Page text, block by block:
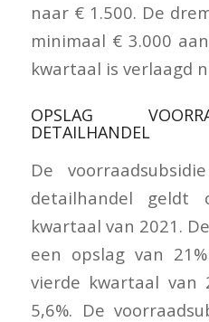
naar € 1.500. De
minimaal € 3.000
kwartaal is verlaagd
OPSLAG
DETAILHANDEL
De
detailhandel
kwartaal van 2021.
een opslag van
vierde kwartaal van
5,6%. De